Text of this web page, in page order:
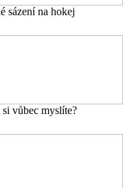
sázení na hokej
vůbec myslíte?